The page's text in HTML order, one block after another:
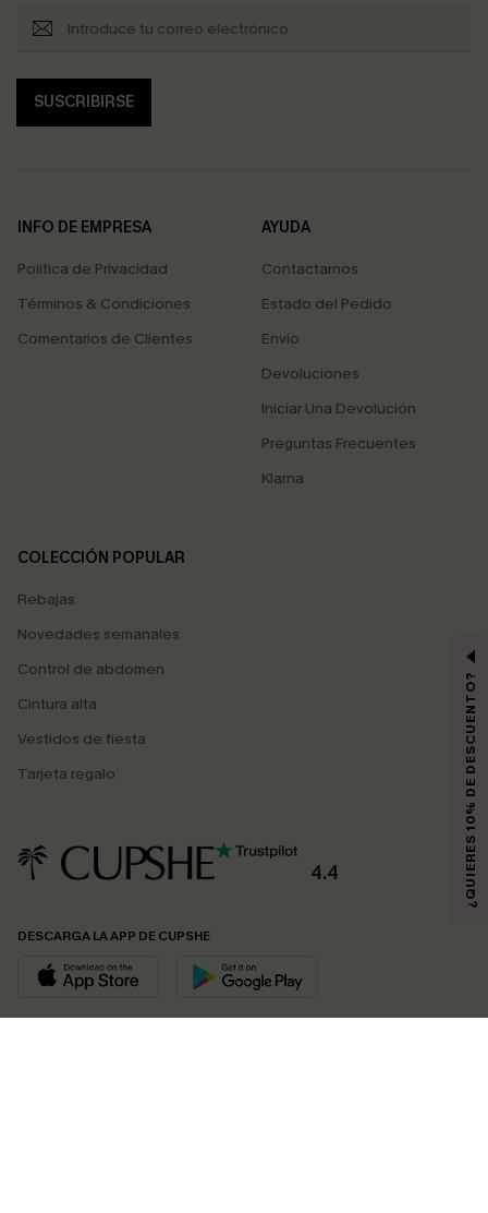
SUSCRIBIRSE
INFO DE EMPRESA
Política de Privacidad
Términos & Condiciones
Comentarios de Clientes
AYUDA
Contactarnos
Estado del Pedido
Envío
Devoluciones
Iniciar Una Devolución
Preguntas Frecuentes
Klarna
COLECCIÓN POPULAR
Rebajas
Novedades semanales
Control de abdomen
Cintura alta
Vestidos de fiesta
Tarjeta regalo
4.4
DESCARGA LA APP DE CUPSHE
¿QUIERES 10% DE DESCUENTO?